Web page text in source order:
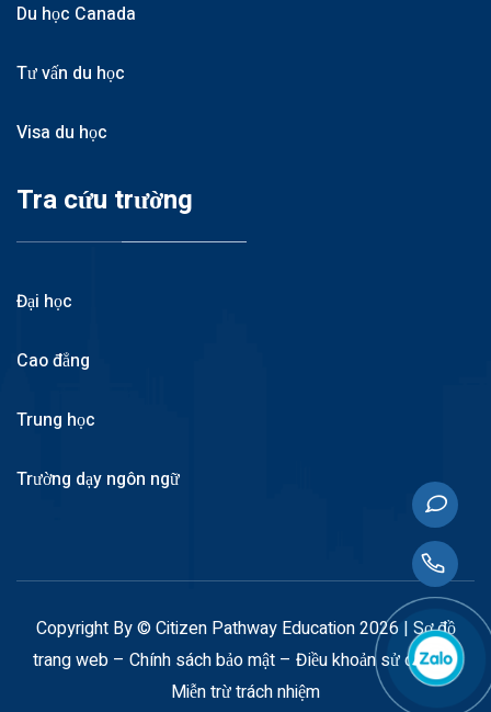
Du học Canada
Tư vấn du học
Visa du học
Tra cứu trường
Đại học
Cao đẳng
Trung học
Trường dạy ngôn ngữ
Copyright By © Citizen Pathway Education 2026 | Sơ đồ
trang web – Chính sách bảo mật – Điều khoản sử dụng–
Miễn trừ trách nhiệm